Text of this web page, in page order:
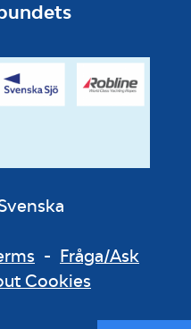
- Fråga/Ask
Cookies